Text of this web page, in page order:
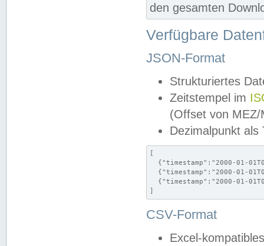
den gesamten
Verfügbare
JSON-Format
Strukturiertes
Zeitstempel im
(Offset von MEZ/
Dezimalpunkt als
[
{"timestamp":"2000-01-
{"timestamp":"2000-01-
{"timestamp":"2000-01-
]
CSV-Format
Excel-